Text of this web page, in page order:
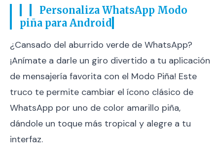
Personaliza WhatsApp Modo
piña para Android
¿Cansado del aburrido verde de WhatsApp?
¡Anímate a darle un giro divertido a tu aplicación
de mensajería favorita con el Modo Piña! Este
truco te permite cambiar el ícono clásico de
WhatsApp por uno de color amarillo piña,
dándole un toque más tropical y alegre a tu
interfaz.